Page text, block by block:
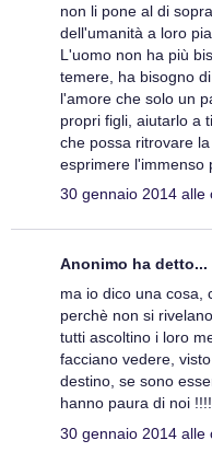
non li pone al di
dell'umanità a loro
L'uomo non ha più
temere, ha bisogno
l'amore che solo un
propri figli, aiutarlo a
che possa ritrovare
esprimere l'immenso
30 gennaio 2014 alle
Anonimo ha detto...
ma io dico una cosa,
perchè non si
tutti ascoltino i loro
facciano vedere,
destino, se sono
hanno paura di noi
30 gennaio 2014 alle